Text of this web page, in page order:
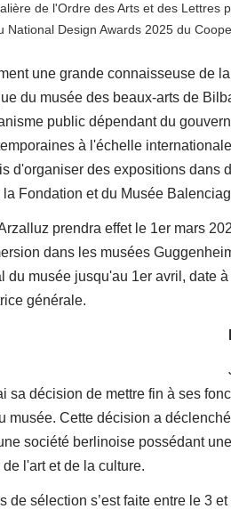
de l'Ordre des Arts et des Lettres
National Design Awards 2025 du
une grande connaisseuse de
du musée des beaux-arts de
public dépendant du
à l'échelle
d'organiser des expositions dans
Fondation et du Musée
prendra effet le 1er mars
dans les musées
du musée jusqu'au 1er avril, date
générale.
sa décision de mettre fin à ses
musée. Cette décision a
société berlinoise possédant
l'art et de la culture.
de sélection s’est faite entre le 3